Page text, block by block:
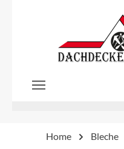
Zum Hauptinhalt springen
Home Bleche